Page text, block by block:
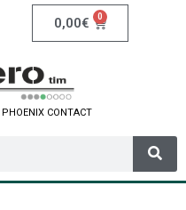
0,00€ 0
PHOENIX CONTACT